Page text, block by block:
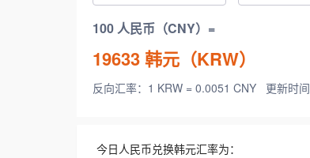
100 人民币（CNY）=
19633韩元（KRW）
反向汇率：1 KRW = 0.0051 CNY 更新时
今日人民币兑换韩元汇率为：